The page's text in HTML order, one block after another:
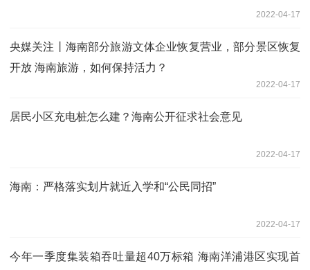
2022-04-17
央媒关注丨海南部分旅游文体企业恢复营业，部分景区恢复
开放 海南旅游，如何保持活力？
2022-04-17
居民小区充电桩怎么建？海南公开征求社会意见
2022-04-17
海南：严格落实划片就近入学和“公民同招”
2022-04-17
今年一季度集装箱吞吐量超40万标箱 海南洋浦港区实现首